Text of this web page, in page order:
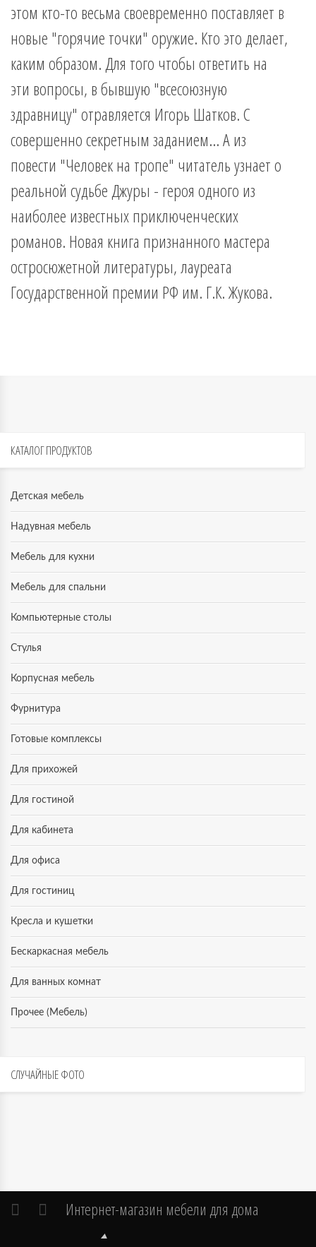
этом кто-то весьма своевременно поставляет в
новые "горячие точки" оружие. Кто это делает,
каким образом. Для того чтобы ответить на
эти вопросы, в бывшую "всесоюзную
здравницу" отравляется Игорь Шатков. С
совершенно секретным заданием... А из
повести "Человек на тропе" читатель узнает о
реальной судьбе Джуры - героя одного из
наиболее известных приключенческих
романов. Новая книга признанного мастера
остросюжетной литературы, лауреата
Государственной премии РФ им. Г.К. Жукова.
КАТАЛОГПРОДУКТОВ
Детская мебель
Надувная мебель
Мебель для кухни
Мебель для спальни
Компьютерные столы
Стулья
Корпусная мебель
Фурнитура
Готовые комплексы
Для прихожей
Для гостиной
Для кабинета
Для офиса
Для гостиниц
Кресла и кушетки
Бескаркасная мебель
Для ванных комнат
Прочее (Мебель)
СЛУЧАЙНЫЕФОТО
Интернет-магазин мебели для дома